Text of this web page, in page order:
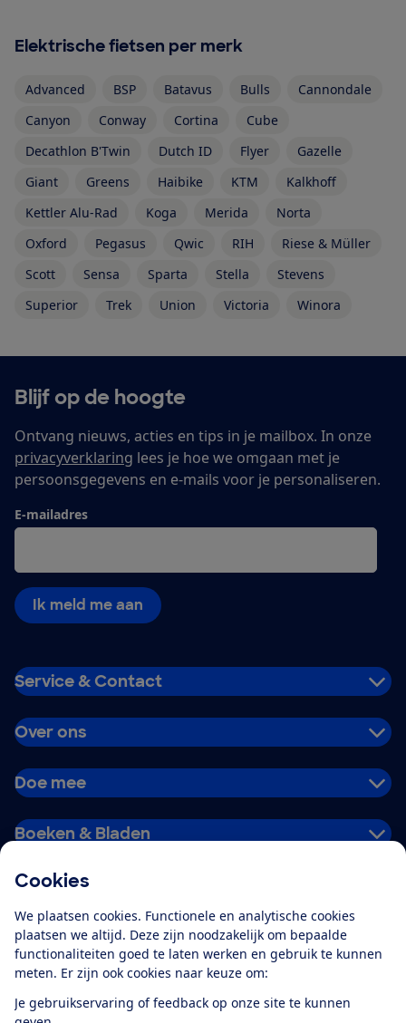
Cookies
We plaatsen cookies. Functionele en analytische cookies
plaatsen we altijd. Deze zijn noodzakelijk om bepaalde
functionaliteiten goed te laten werken en gebruik te kunnen
meten. Er zijn ook cookies naar keuze om:
Je gebruikservaring of feedback op onze site te kunnen
Elektrische fietsen per merk
Advanced BSP Batavus Bulls
Cannondale
Canyon
Conway Cortina
Cube
Decathlon B'Twin
Dutch ID Flyer
Gazelle
Giant
Greens Haibike KTM
Kalkhoff
Kettler Alu-Rad
Koga Merida
Norta
Oxford
Pegasus Qwic RIH
Riese & Müller
Scott
Sensa Sparta Stella
Stevens
Superior
Trek Union Victoria Winora
Blijf op de hoogte
Ontvang nieuws, acties en tips in je mailbox. In onze
privacyverklaring lees je hoe we omgaan met je
persoonsgegevens en e-mails voor je personaliseren.
E-mailadres
Ik meld me aan
Service & Contact
Over ons
Doe mee
Boeken & Bladen
Alles over de
app